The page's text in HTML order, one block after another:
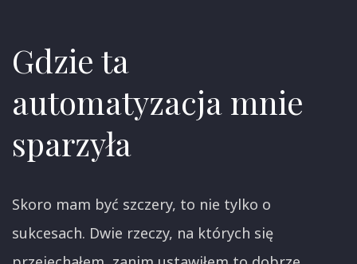
Gdzie ta
automatyzacja mnie
sparzyła
Skoro mam być szczery, to nie tylko o
sukcesach. Dwie rzeczy, na których się